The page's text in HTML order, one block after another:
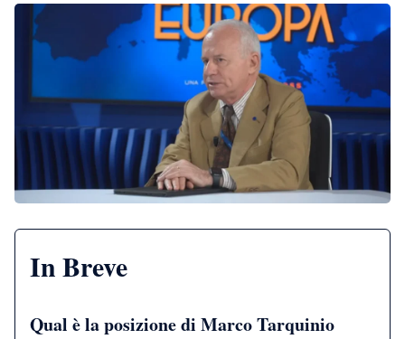
In Breve
Qual è la posizione di Marco Tarquinio